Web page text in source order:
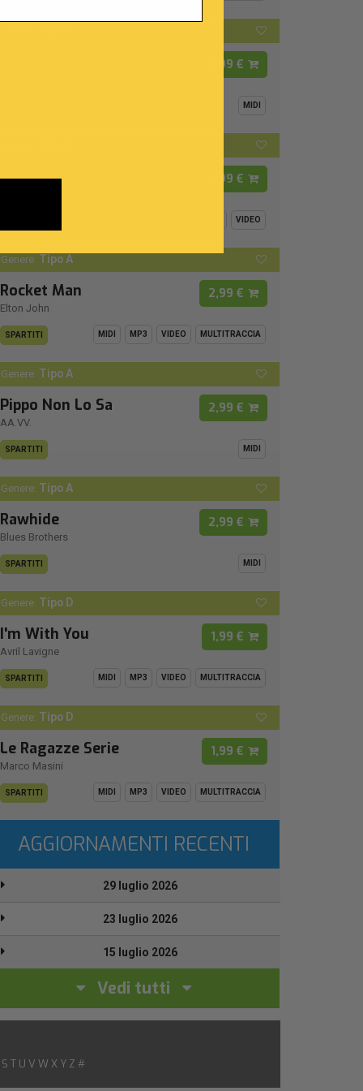
2,99 €
MIDI
Per Te 2,99 €
VIDEO
Genere: Tipo A
Rocket Man
Elton John
2,99 €
SPARTITI MIDI MP3 VIDEO MULTITRACCIA
Genere: Tipo A
Pippo Non Lo Sa
AA.VV.
2,99 €
SPARTITI MIDI
Genere: Tipo A
Rawhide
Blues Brothers
2,99 €
SPARTITI MIDI
Genere: Tipo D
I'm With You
Avril Lavigne
1,99 €
SPARTITI MIDI MP3 VIDEO MULTITRACCIA
Genere: Tipo D
Le Ragazze Serie
Marco Masini
1,99 €
SPARTITI MIDI MP3 VIDEO MULTITRACCIA
AGGIORNAMENTI RECENTI
29 luglio 2026
23 luglio 2026
15 luglio 2026
Vedi tutti
S T U V W X Y Z #